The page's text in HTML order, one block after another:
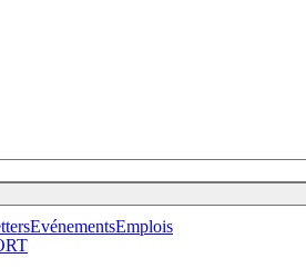
EvénementsEmplois